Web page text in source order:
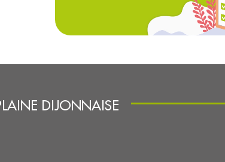
DIJONNAISE